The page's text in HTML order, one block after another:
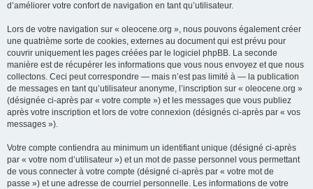
d’améliorer votre confort de navigation en tant qu’utilisateur.
Lors de votre navigation sur « oleocene.org », nous pouvons également créer
une quatrième sorte de cookies, externes au document qui est prévu pour
couvrir uniquement les pages créées par le logiciel phpBB. La seconde
manière est de récupérer les informations que vous nous envoyez et que nous
collectons. Ceci peut correspondre — mais n’est pas limité à — la publication
de messages en tant qu’utilisateur anonyme, l’inscription sur « oleocene.org »
(désignée ci-après par « votre compte ») et les messages que vous publiez
après votre inscription et lors de votre connexion (désignés ci-après par « vos
messages »).
Votre compte contiendra au minimum un identifiant unique (désigné ci-après
par « votre nom d’utilisateur ») et un mot de passe personnel vous permettant
de vous connecter à votre compte (désigné ci-après par « votre mot de
passe ») et une adresse de courriel personnelle. Les informations de votre